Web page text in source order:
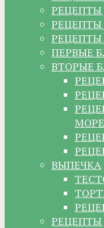
РЕЦЕПТЫ
РЕЦЕПТЫ
ПЕРВЫЕ
ВТОРЫЕ
ВЫПЕЧКА
РЕЦЕПТЫ